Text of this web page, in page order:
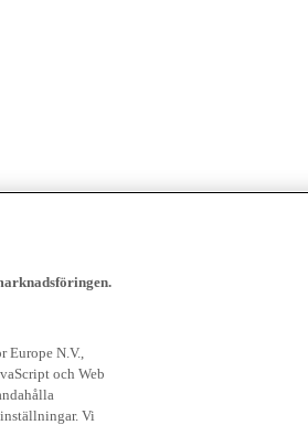
Europe N.V.,
och Web
Vi